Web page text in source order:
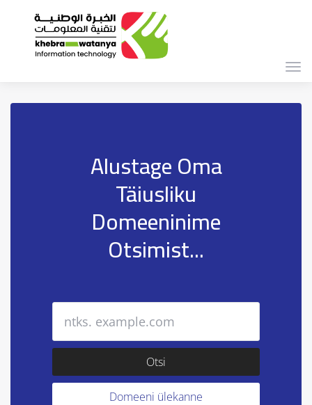
Alustage Oma
Täiusliku
Domeeninime
Otsimist...